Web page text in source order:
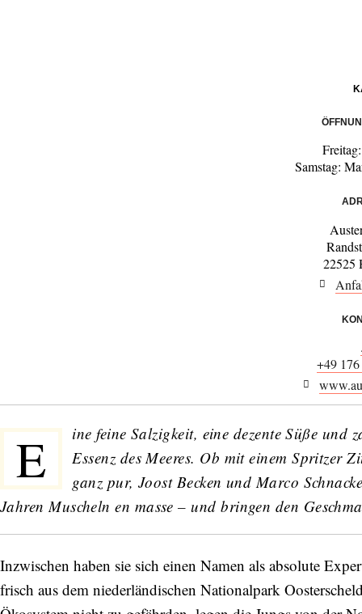
Samstag:
22525
+49
E
ine feine Salzigkeit, eine dezente Süße und
Essenz des Meeres. Ob mit einem Spritzer
ganz pur, Joost Becken und Marco
Jahren Muscheln en masse – und bringen den
Inzwischen haben sie sich einen Namen als absolute
frisch aus dem niederländischen Nationalpark